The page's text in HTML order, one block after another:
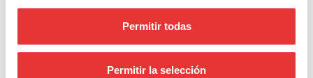
Permitir todas
Permitir la selección
El uso de tecnologías transversales para
desarrollar nuevas soluciones